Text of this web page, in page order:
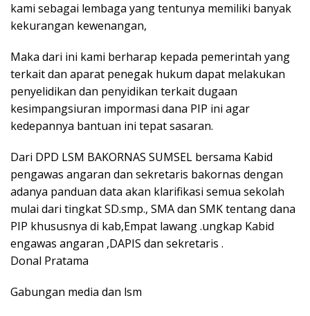
kami sebagai lembaga yang tentunya memiliki banyak
kekurangan kewenangan,
Maka dari ini kami berharap kepada pemerintah yang
terkait dan aparat penegak hukum dapat melakukan
penyelidikan dan penyidikan terkait dugaan
kesimpangsiuran impormasi dana PIP ini agar
kedepannya bantuan ini tepat sasaran.
Dari DPD LSM BAKORNAS SUMSEL bersama Kabid
pengawas angaran dan sekretaris bakornas dengan
adanya panduan data akan klarifikasi semua sekolah
mulai dari tingkat SD.smp., SMA dan SMK tentang dana
PIP khususnya di kab,Empat lawang .ungkap Kabid
engawas angaran ,DAPIS dan sekretaris .
Donal Pratama
Gabungan media dan lsm